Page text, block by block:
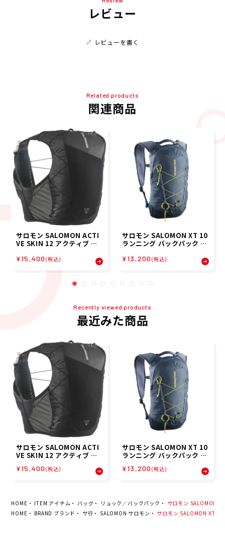
レビュー
レビューを書く
Related products
関連商品
サロモン SALOMON ACTI
VE SKIN 12 アクティブ ス
フラスク付 ランニング バッ
クパック LC2177400 26SP
¥15,400 (税込)
サロモン SALOMON XT 10
ランニング バックパック LC
¥13,200 (税込)
Recently viewed products
最近みた商品
サロモン SALOMON ACTI
VE SKIN 12 アクティブ ス
フラスク付 ランニング バッ
¥15,400 (税込)
サロモン SALOMON XT 10
ランニング バックパック LC
¥13,200 (税込)
HOME ITEM アイテム バッグ リュック／バックパック
サロモン SALOMON
HOME
BRAND ブランド サ行 SALOMON サロモン サロモン SALOMON XT